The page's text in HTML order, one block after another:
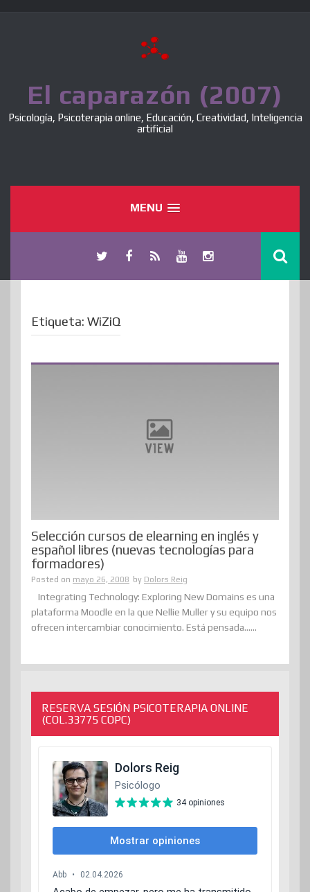
El caparazón (2007)
Psicología, Psicoterapia online, Educación, Creatividad, Inteligencia
artificial
MENU
Etiqueta: WiZiQ
Selección cursos de elearning en inglés y
español libres (nuevas tecnologías para
formadores)
Posted on mayo 26, 2008 by Dolors Reig
Integrating Technology: Exploring New Domains es una
plataforma Moodle en la que Nellie Muller y su equipo nos
ofrecen intercambiar conocimiento. Está pensada......
RESERVA SESIÓN PSICOTERAPIA ONLINE
(COL.33775 COPC)